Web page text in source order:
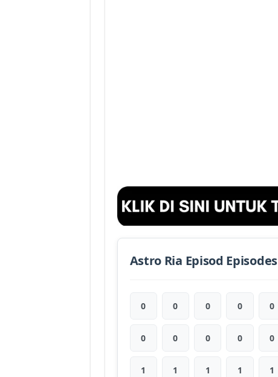
Astro Ria Episod Episodes
0 0 0 0 0
0 0 0 0 0
1 1 1 1 1